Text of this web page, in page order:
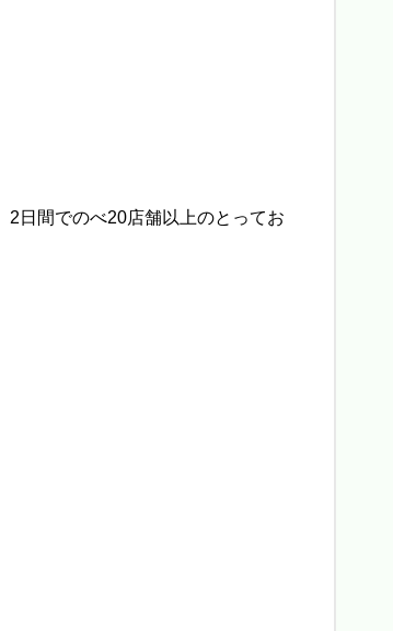
2日間でのべ20店舗以上のとってお